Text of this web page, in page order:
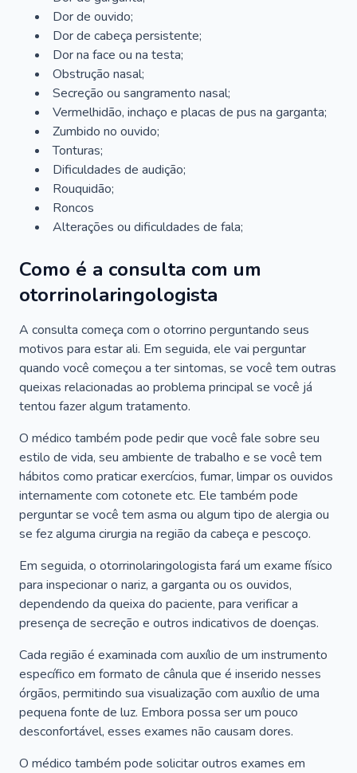
Dor de ouvido;
Dor de cabeça persistente;
Dor na face ou na testa;
Obstrução nasal;
Secreção ou sangramento nasal;
Vermelhidão, inchaço e placas de pus na garganta;
Zumbido no ouvido;
Tonturas;
Dificuldades de audição;
Rouquidão;
Roncos
Alterações ou dificuldades de fala;
Como é a consulta com um
otorrinolaringologista
A consulta começa com o otorrino perguntando seus
motivos para estar ali. Em seguida, ele vai perguntar
quando você começou a ter sintomas, se você tem outras
queixas relacionadas ao problema principal se você já
tentou fazer algum tratamento.
O médico também pode pedir que você fale sobre seu
estilo de vida, seu ambiente de trabalho e se você tem
hábitos como praticar exercícios, fumar, limpar os ouvidos
internamente com cotonete etc. Ele também pode
perguntar se você tem asma ou algum tipo de alergia ou
se fez alguma cirurgia na região da cabeça e pescoço.
Em seguida, o otorrinolaringologista fará um exame físico
para inspecionar o nariz, a garganta ou os ouvidos,
dependendo da queixa do paciente, para verificar a
presença de secreção e outros indicativos de doenças.
Cada região é examinada com auxílio de um instrumento
específico em formato de cânula que é inserido nesses
órgãos, permitindo sua visualização com auxílio de uma
pequena fonte de luz. Embora possa ser um pouco
desconfortável, esses exames não causam dores.
O médico também pode solicitar outros exames em